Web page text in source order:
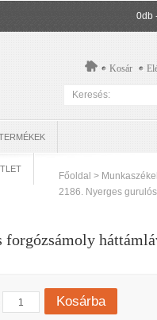
0db
Kosár
Főoldal >
2186. Nyerges gurulós
forgózsámoly
Kosárba